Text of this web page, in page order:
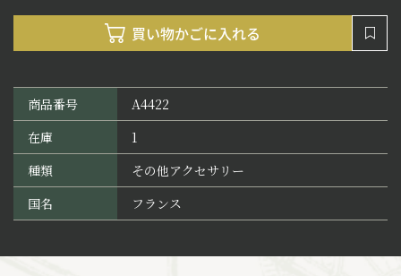
商品番号
A4422
在庫
1
種類
その他アクセサリー
国名
フランス